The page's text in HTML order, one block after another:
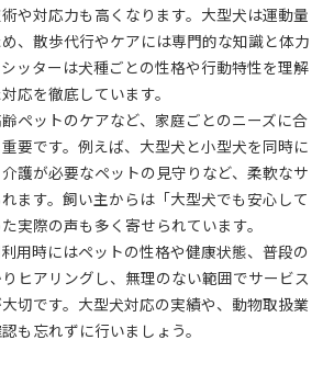
や対応力も高くなります。大型犬は運動量
、散歩代行やケアには専門的な知識と体力
ッターは犬種ごとの性格や行動特性を理解
応を徹底しています。
ペットのケアなど、家庭ごとのニーズに合
要です。例えば、大型犬と小型犬を同時に
護が必要なペットの見守りなど、柔軟なサ
ます。飼い主からは「大型犬でも安心して
実際の声も多く寄せられています。
用時にはペットの性格や健康状態、普段の
ヒアリングし、無理のない範囲でサービス
切です。大型犬対応の実績や、動物取扱業
も忘れずに行いましょう。